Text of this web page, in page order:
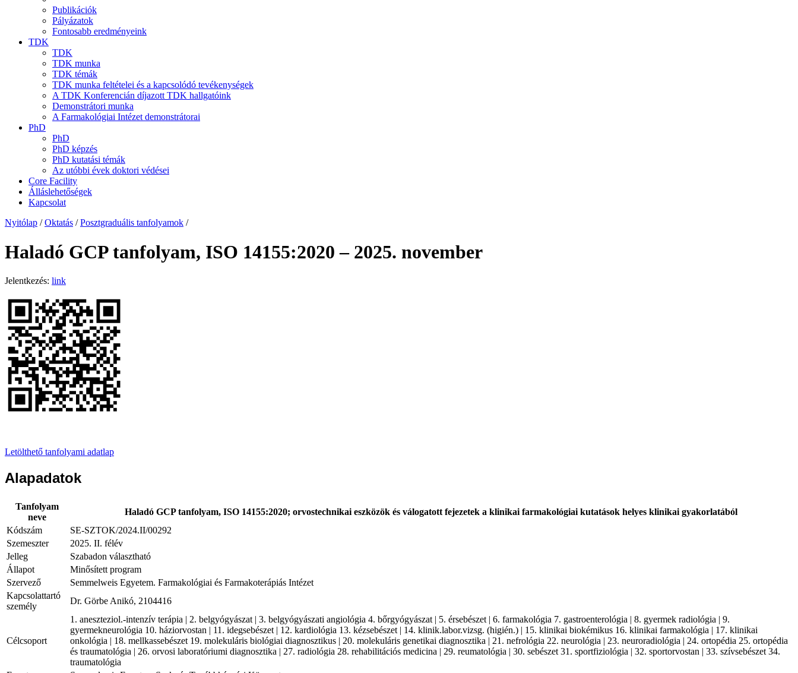
Publikációk
Pályázatok
Fontosabb eredményeink
TDK
TDK
TDK munka
TDK témák
TDK munka feltételei és a kapcsolódó tevékenységek
A TDK Konferencián díjazott TDK hallgatóink
Demonstrátori munka
A Farmakológiai Intézet demonstrátorai
PhD
PhD
PhD képzés
PhD kutatási témák
Az utóbbi évek doktori védései
Core Facility
Álláslehetőségek
Kapcsolat
Nyitólap / Oktatás / Posztgraduális tanfolyamok /
Haladó GCP tanfolyam, ISO 14155:2020 – 2025. november
Jelentkezés: link
Letölthető tanfolyami adatlap
Alapadatok
Tanfolyam
neve
Haladó GCP tanfolyam, ISO 14155:2020; orvostechnikai eszközök és válogatott fejezetek a klinikai farmakológiai kutatások helyes klinikai gyakorlatából
Kódszám
SE-SZTOK/2024.II/00292
Szemeszter
2025. II. félév
Jelleg
Szabadon választható
Állapot
Minősített program
Szervező
Semmelweis Egyetem. Farmakológiai és Farmakoterápiás Intézet
Kapcsolattartó
személy
Dr. Görbe Anikó, 2104416
Célcsoport
1. aneszteziol.-intenzív terápia | 2. belgyógyászat | 3. belgyógyászati angiológia 4. bőrgyógyászat | 5. érsebészet | 6. farmakológia 7. gastroenterológia | 8. gyermek radiológia | 9.
gyermekneurológia 10. háziorvostan | 11. idegsebészet | 12. kardiológia 13. kézsebészet | 14. klinik.labor.vizsg. (higién.) | 15. klinikai biokémikus 16. klinikai farmakológia | 17. klinikai
onkológia | 18. mellkassebészet 19. molekuláris biológiai diagnosztikus | 20. molekuláris genetikai diagnosztika | 21. nefrológia 22. neurológia | 23. neuroradiológia | 24. ortopédia 25. ortopédia
és traumatológia | 26. orvosi laboratóriumi diagnosztika | 27. radiológia 28. rehabilitációs medicina | 29. reumatológia | 30. sebészet 31. sportfiziológia | 32. sportorvostan | 33. szívsebészet 34.
traumatológia